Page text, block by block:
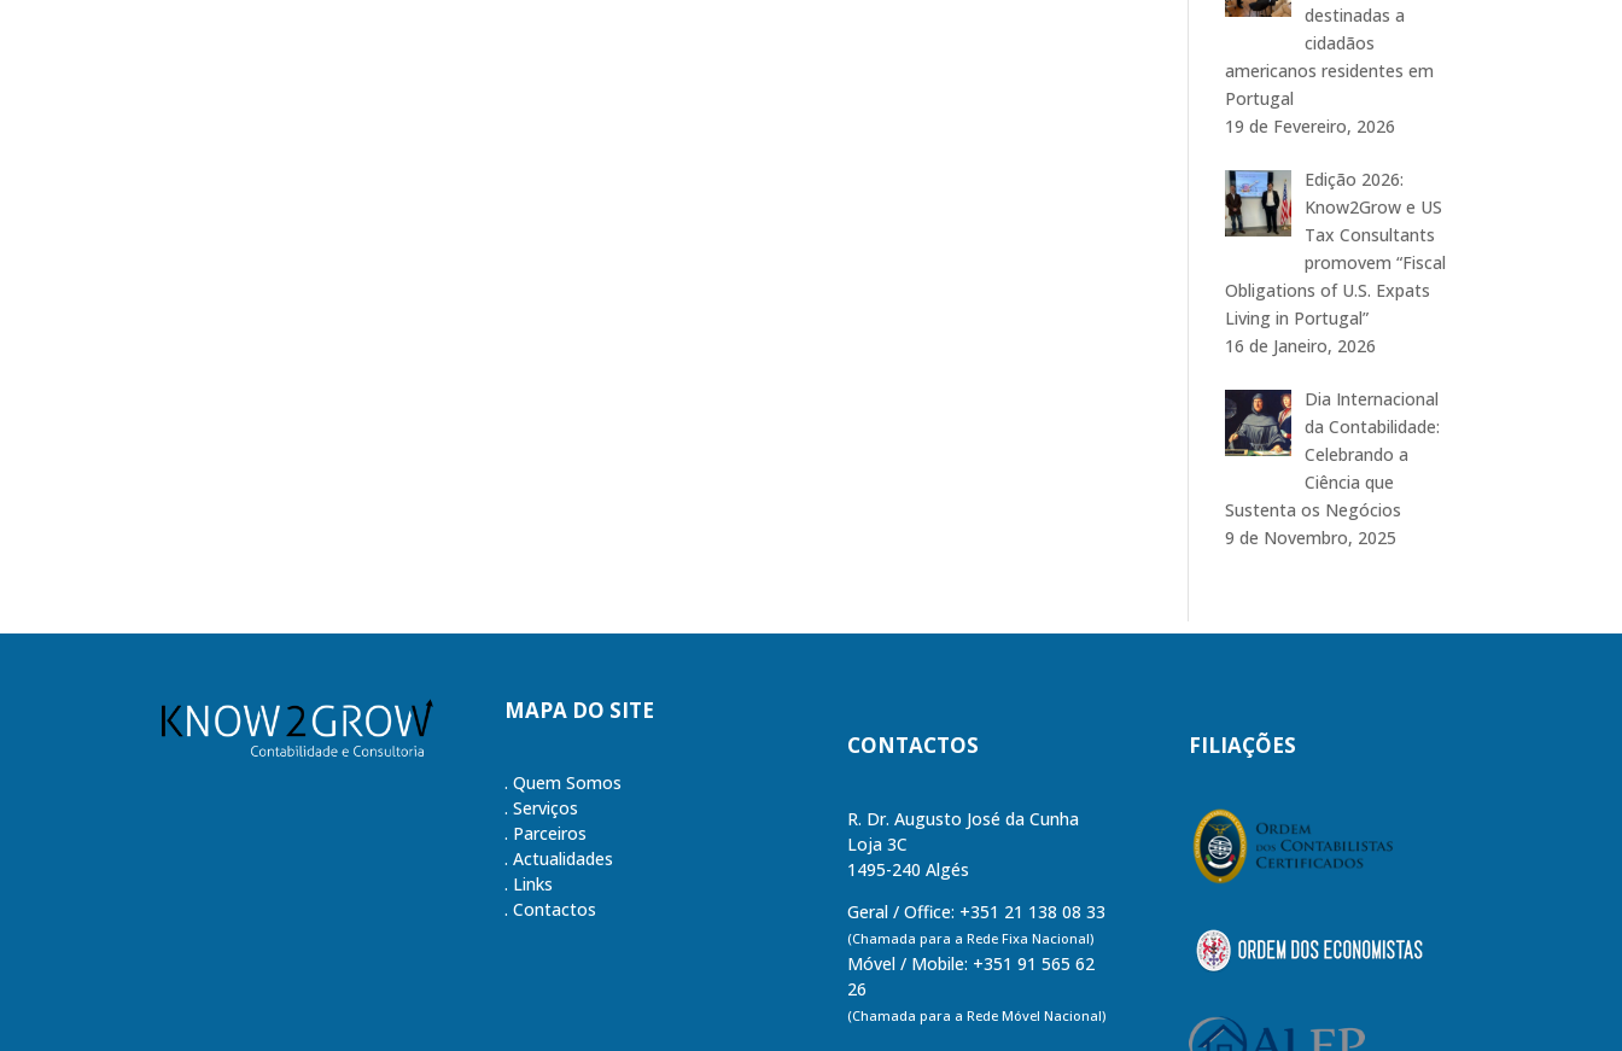
destinadas a
cidadãos
americanos residentes em
Portugal
19 de Fevereiro, 2026
Edição 2026:
Know2Grow e US
Tax Consultants
promovem “Fiscal
Obligations of U.S. Expats
Living in Portugal”
16 de Janeiro, 2026
Dia Internacional
da Contabilidade:
Celebrando a
Ciência que
Sustenta os Negócios
9 de Novembro, 2025
MAPA DO SITE
. Quem Somos
. Serviços
. Parceiros
. Actualidades
. Links
. Contactos
CONTACTOS
R. Dr. Augusto José da Cunha
Loja 3C
1495-240 Algés
Geral / Office: +351 21 138 08 33
(Chamada para a Rede Fixa Nacional)
Móvel / Mobile: +351 91 565 62
26
(Chamada para a Rede Móvel Nacional)
FILIAÇÕES